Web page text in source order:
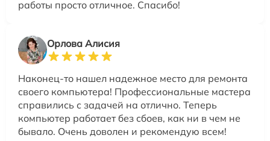
работы просто отличное. Спасибо!
Орлова Алисия
Наконец-то нашел надежное место для ремонта
своего компьютера! Профессиональные мастера
справились с задачей на отлично. Теперь
компьютер работает без сбоев, как ни в чем не
бывало. Очень доволен и рекомендую всем!